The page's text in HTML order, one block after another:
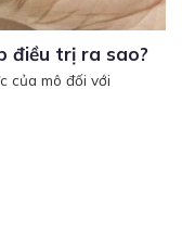
điều trị ra sao?
của mô đối với